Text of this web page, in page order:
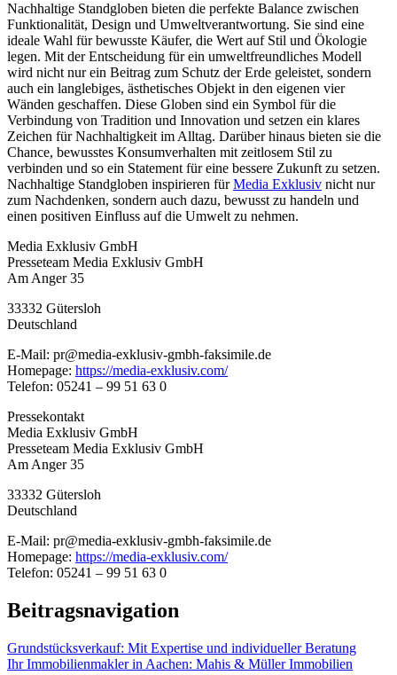
Nachhaltige Standgloben bieten die perfekte Balance zwischen
Funktionalität, Design und Umweltverantwortung. Sie sind eine
ideale Wahl für bewusste Käufer, die Wert auf Stil und Ökologie
legen. Mit der Entscheidung für ein umweltfreundliches Modell
wird nicht nur ein Beitrag zum Schutz der Erde geleistet, sondern
auch ein langlebiges, ästhetisches Objekt in den eigenen vier
Wänden geschaffen. Diese Globen sind ein Symbol für die
Verbindung von Tradition und Innovation und setzen ein klares
Zeichen für Nachhaltigkeit im Alltag. Darüber hinaus bieten sie die
Chance, bewusstes Konsumverhalten mit zeitlosem Stil zu
verbinden und so ein Statement für eine bessere Zukunft zu setzen.
Nachhaltige Standgloben inspirieren fürMedia Exklusiv nicht nur
zum Nachdenken, sondern auch dazu, bewusst zu handeln und
einen positiven Einfluss auf die Umwelt zu nehmen.
Media Exklusiv GmbH
Presseteam Media Exklusiv GmbH
Am Anger 35
33332 Gütersloh
Deutschland
E-Mail: pr@media-exklusiv-gmbh-faksimile.de
Homepage: https://media-exklusiv.com/
Telefon: 05241 – 99 51 63 0
Pressekontakt
Media Exklusiv GmbH
Presseteam Media Exklusiv GmbH
Am Anger 35
33332 Gütersloh
Deutschland
E-Mail: pr@media-exklusiv-gmbh-faksimile.de
Homepage: https://media-exklusiv.com/
Telefon: 05241 – 99 51 63 0
Beitragsnavigation
Grundstücksverkauf: Mit Expertise und individueller Beratung
Ihr Immobilienmakler in Aachen: Mahis & Müller Immobilien